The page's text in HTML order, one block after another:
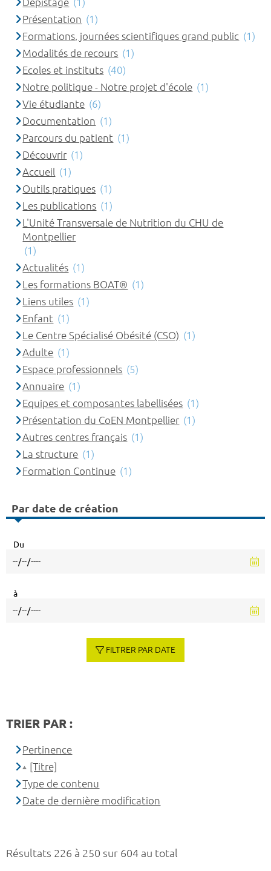
Résultats 226 à 250 sur 604 au total
Présentation (1)
Formations, journées scientifiques grand public (1)
Modalités de recours (1)
Ecoles et instituts (40)
Notre politique - Notre projet d'école (1)
Vie étudiante (6)
Documentation (1)
Parcours du patient (1)
Découvrir (1)
Accueil (1)
Outils pratiques (1)
Les publications (1)
L'Unité Transversale de Nutrition du CHU de
Montpellier
(1)
Actualités (1)
Les formations BOAT® (1)
Liens utiles (1)
Enfant (1)
Le Centre Spécialisé Obésité (CSO) (1)
Adulte (1)
Espace professionnels (5)
Annuaire (1)
Equipes et composantes labellisées (1)
Présentation du CoEN Montpellier (1)
Autres centres français (1)
La structure (1)
Formation Continue (1)
Par date de création
Du
à
FILTRER PAR DATE
TRIER PAR :
Pertinence
[Titre]
Type de contenu
Date de dernière modification